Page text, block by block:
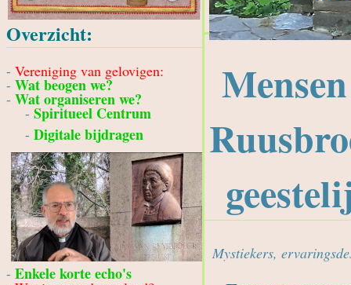
Overzicht:
- Vereniging van gelovigen:
- Wat beogen we?
- Wat organiseren we?
- Spiritueel Centrum
- Digitale bijdragen
- Enkele korte echo's
Mystiekers,